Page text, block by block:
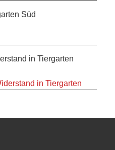
Süd
in Tiergarten